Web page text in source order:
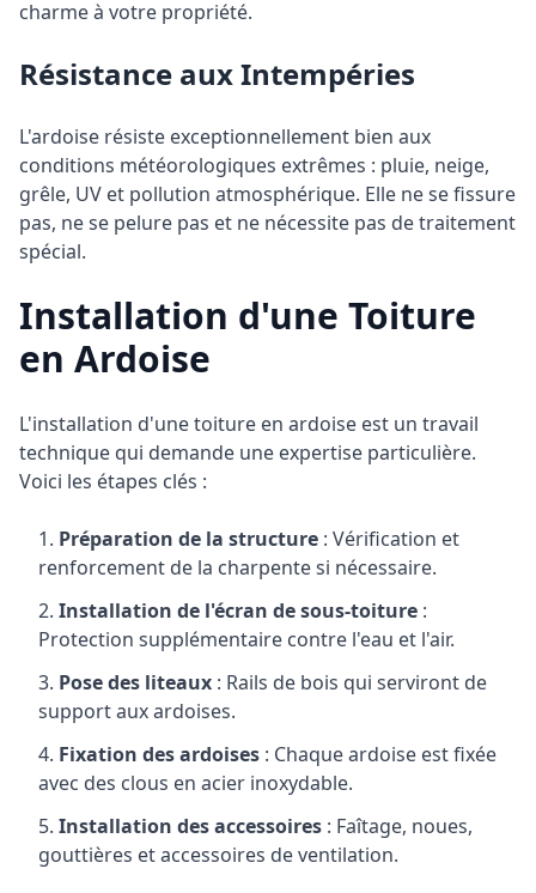
charme à votre propriété.
Résistance aux Intempéries
L'ardoise résiste exceptionnellement bien aux
conditions météorologiques extrêmes : pluie, neige,
grêle, UV et pollution atmosphérique. Elle ne se fissure
pas, ne se pelure pas et ne nécessite pas de traitement
spécial.
Installation d'une Toiture
en Ardoise
L'installation d'une toiture en ardoise est un travail
technique qui demande une expertise particulière.
Voici les étapes clés :
Préparation de la structure : Vérification et
renforcement de la charpente si nécessaire.
Installation de l'écran de sous-toiture :
Protection supplémentaire contre l'eau et l'air.
Pose des liteaux : Rails de bois qui serviront de
support aux ardoises.
Fixation des ardoises : Chaque ardoise est fixée
avec des clous en acier inoxydable.
Installation des accessoires : Faîtage, noues,
gouttières et accessoires de ventilation.